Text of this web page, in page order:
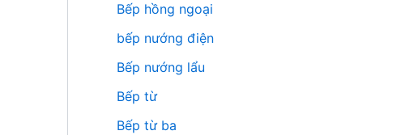
Bếp hồng ngoại
bếp nướng điện
Bếp nướng lẩu
Bếp từ
Bếp từ ba